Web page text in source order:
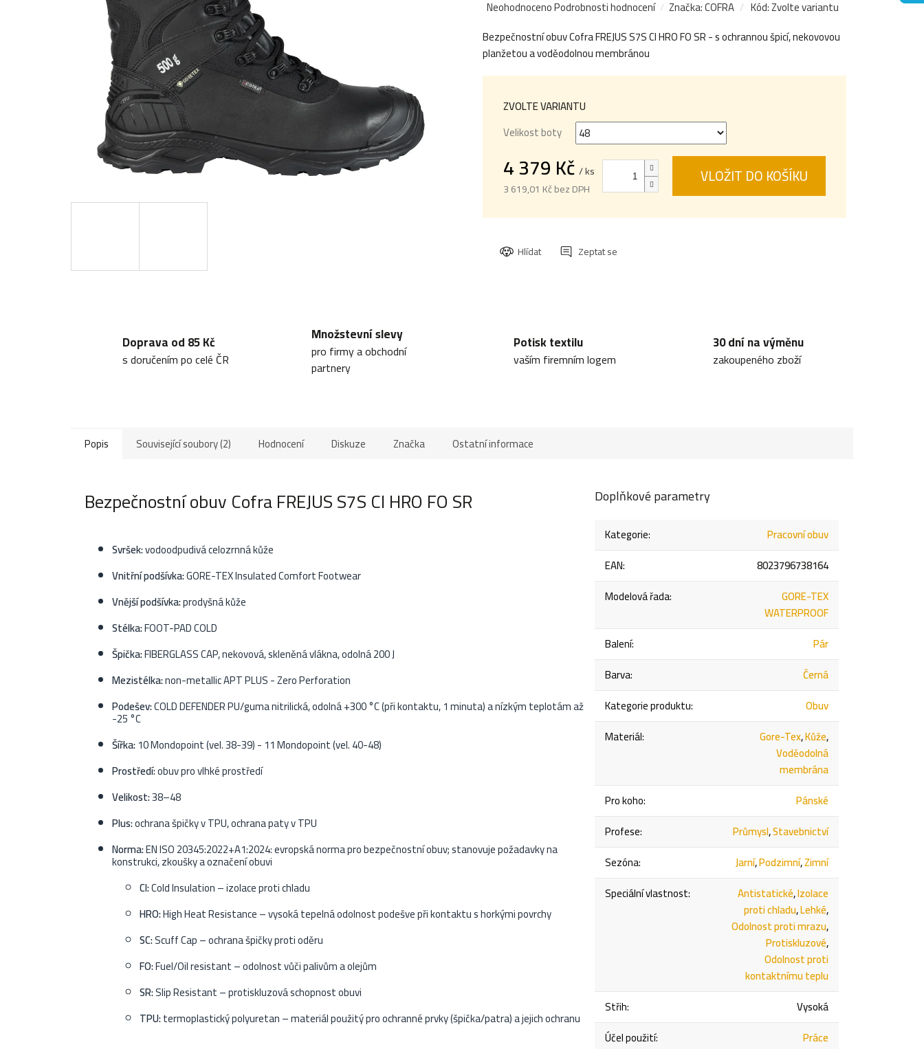
Průměrné
produktu
je
0,0
NeohodnocenoPodrobnosti hodnocení Značka:COFRA Kód:Zvolte variantu
Bezpečnostní obuv Cofra FREJUS S7S CI HRO FO SR - s ochrannou špicí, nekovovou
planžetou a voděodolnou membránou
ZVOLTE VARIANTU
Velikost boty
4 379 Kč / ks
3 619,01 Kč bez DPH
cena:
VLOŽIT DO KOŠÍKU
Zeptat se
Hlídat
Doprava od 85 Kč
s doručením po celé ČR
Množstevní slevy
pro firmy a obchodní
partnery
Potisk textilu
vaším firemním logem
30 dní na výměnu
zakoupeného zboží
Popis Související soubory (2) Hodnocení Diskuze Značka Ostatní informace
Bezpečnostní obuv Cofra FREJUS S7S CI HRO FO SR
Svršek:vodoodpudivácelozrnnákůže
Vnitřní podšívka:GORE-TEX Insulated Comfort Footwear
Vnější podšívka:prodyšná kůže
Stélka:FOOT-PAD COLD
Špička:FIBERGLASS CAP, nekovová, skleněná vlákna, odolná 200 J
Mezistélka:non-metallic APT PLUS - Zero Perforation
Podešev:COLD DEFENDER PU/guma nitrilická, odolná +300 °C (při kontaktu, 1 minuta) a nízkým teplotám až
-25 °C
Šířka:10 Mondopoint (vel. 38-39) - 11 Mondopoint (vel. 40-48)
Prostředí:obuv pro vlhké prostředí
Velikost:38–48
Plus:ochrana špičky v TPU, ochrana paty v TPU
Norma:EN ISO 20345:2022+A1:2024: evropská norma pro bezpečnostní obuv; stanovuje požadavky na
konstrukci, zkoušky a označení obuvi
CI:Cold Insulation – izolace proti chladu
HRO:High Heat Resistance – vysoká tepelná odolnost podešve při kontaktu s horkými povrchy
SC:Scuff Cap – ochrana špičky proti oděru
FO:Fuel/Oil resistant – odolnost vůči palivům a olejům
SR:Slip Resistant – protiskluzová schopnost obuvi
TPU:termoplastický polyuretan – materiál použitý pro ochranné prvky (špička/patra) a jejich ochranu
Doplňkové parametry
Kategorie:
Pracovní obuv
EAN:
8023796738164
Modelová řada:
GORE-TEX
WATERPROOF
Balení:
Pár
Barva:
Černá
Kategorie produktu:
Obuv
Materiál: Gore-Tex,Kůže,
Voděodolná
membrána
Pro koho:
Pánské
Profese: Průmysl,Stavebnictví
Sezóna: Jarní,Podzimní,Zimní
Speciální vlastnost: Antistatické,Izolace
proti chladu,Lehké,
Odolnost proti mrazu,
Protiskluzové,
Odolnost proti
kontaktnímu teplu
Střih:
Vysoká
Účel použití:
Práce